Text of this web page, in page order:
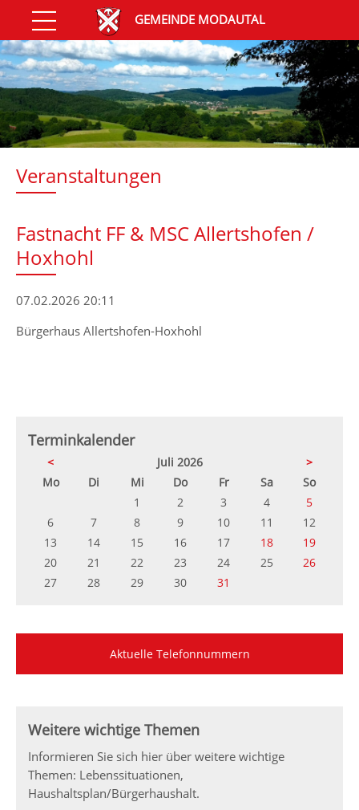
GEMEINDE MODAUTAL
Veranstaltungen
Fastnacht FF & MSC Allertshofen /
Hoxhohl
07.02.2026 20:11
Bürgerhaus Allertshofen-Hoxhohl
Terminkalender
< Juli 2026
>
Montag Di enstagMittwochDonnerstag
Freitag SamstagSonntag
1
2 3 4
5
6
7 8 9 10 11
12
13
14 15 16 17 18
19
20
21 22 23 24 25
26
27
28 29 30 31
Aktuelle Telefonnummern
Weitere wichtige Themen
Informieren Sie sich hier über weitere wichtige
Themen: Lebenssituationen,
Haushaltsplan/Bürgerhaushalt.